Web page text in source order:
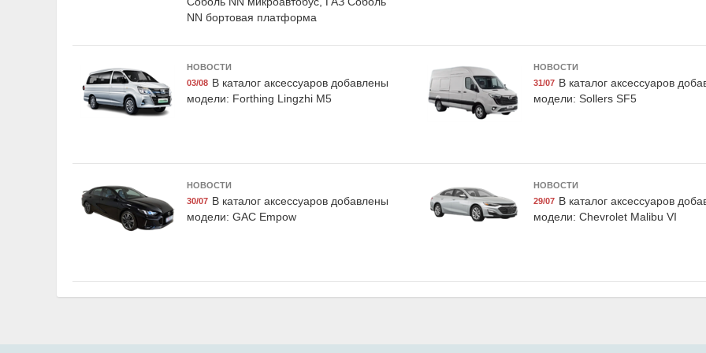
Exist E27099BF4
Жидкость тормозная DOT
4|DOT 4 +, "BRAKE FLUID",
Exist E24533LCG
Жидкость охлаждающая
Fenox FAU1067
Товар с символикой
бренда, Fenox
LAVR
Очиститель
Suprotec 122882
LAVR Ln1003N
Exist E59445LCG
NN бортовая платформа
НОВОСТИ
03/08 В каталог аксессуаров добавлены
модели: Forthing Lingzhi M5
НОВОСТИ
31/07 В каталог аксессуаров
модели: Sollers SF5
НОВОСТИ
30/07 В каталог аксессуаров добавлены
модели: GAC Empow
НОВОСТИ
29/07 В каталог аксессуаров
модели: Chevrolet Malibu VI